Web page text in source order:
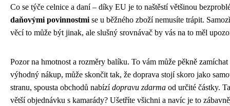
Co se týče celnice a daní – díky EU je to naštěstí většinou
daňovými povinnostmi se u běžného zboží nemusíte trápit.
věcí to může být jinak, ale slušný srovnávač by vás na to měl
Pozor na hmotnost a rozměry balíku. To vám může pěkně
výhodný nákup, může skončit tak, že doprava stojí skoro jako
stranu, spousta obchodů nabízídopravu zdarma od určité částky.
větší objednávku s kamarády? Ušetříte všichni a navíc je to